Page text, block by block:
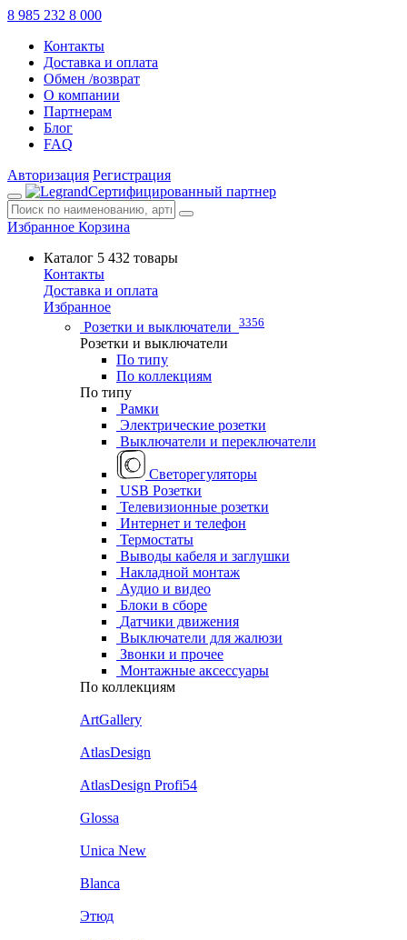
8 985 232 8 000
Контакты
Доставка и оплата
Обмен /возврат
О компании
Партнерам
Блог
FAQ
Авторизация Регистрация
Сертифицированный партнер
Избранное Корзина
Каталог 5 432 товары
Контакты
Доставка и оплата
Избранное
Розетки и выключатели 3356
Розетки и выключатели
По типу
По коллекциям
По типу
Рамки
Электрические розетки
Выключатели и переключатели
Светорегуляторы
USB Розетки
Телевизионные розетки
Интернет и телефон
Термостаты
Выводы кабеля и заглушки
Накладной монтаж
Аудио и видео
Блоки в сборе
Датчики движения
Выключатели для жалюзи
Звонки и прочее
Монтажные аксессуары
По коллекциям
ArtGallery
AtlasDesign
AtlasDesign Profi54
Glossa
Unica New
Blanca
Этюд